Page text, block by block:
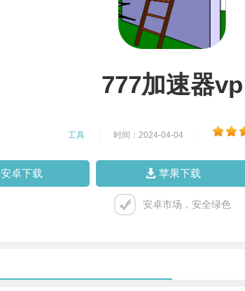
777加速器vp
工具 时间：2024-04-04
安卓下载 苹果下载
安卓市场，安全绿色